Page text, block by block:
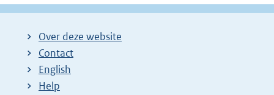
Over deze website
Contact
English
Help